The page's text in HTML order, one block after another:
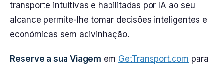
transporte intuitivas e habilitadas por IA ao seu
alcance permite-lhe tomar decisões inteligentes e
económicas sem adivinhação.
Reserve a sua Viagem em GetTransport.com para